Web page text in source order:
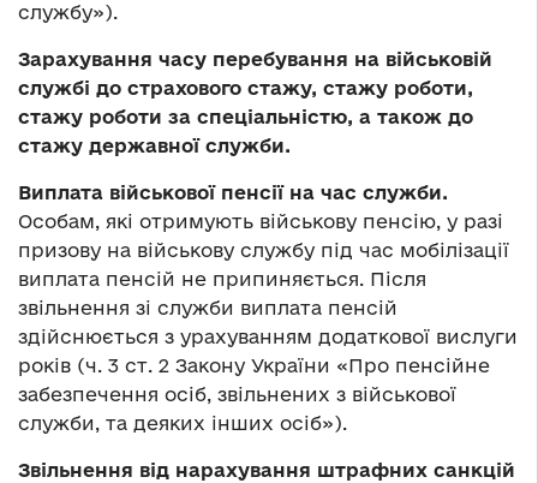
службу»).
Зарахування часу перебування на військовій
службі до страхового стажу, стажу роботи,
стажу роботи за спеціальністю, а також до
стажу державної служби.
Виплата військової пенсії на час служби.
Особам, які отримують військову пенсію, у разі
призову на військову службу під час мобілізації
виплата пенсій не припиняється. Після
звільнення зі служби виплата пенсій
здійснюється з урахуванням додаткової вислуги
років (ч. 3 ст. 2 Закону України «Про пенсійне
забезпечення осіб, звільнених з військової
служби, та деяких інших осіб»).
Звільнення від нарахування штрафних санкцій